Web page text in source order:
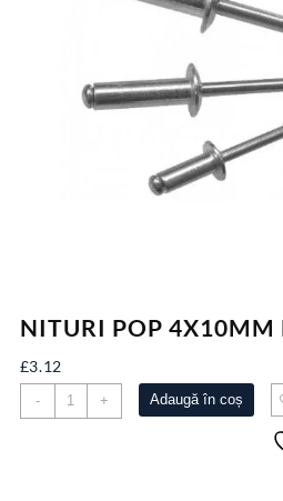
NITURI POP 4X10MM
£3.12
-
Cantitate
NITURI
+ Adaugă în coș